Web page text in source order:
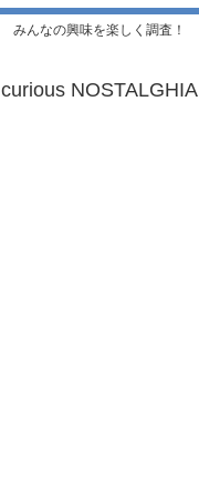
みんなの興味を楽しく調査！
curious NOSTALGHIA